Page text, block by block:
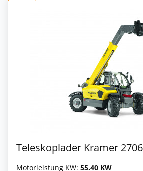
Teleskoplader Kramer 2706
Motorleistung KW: 55.40 KW